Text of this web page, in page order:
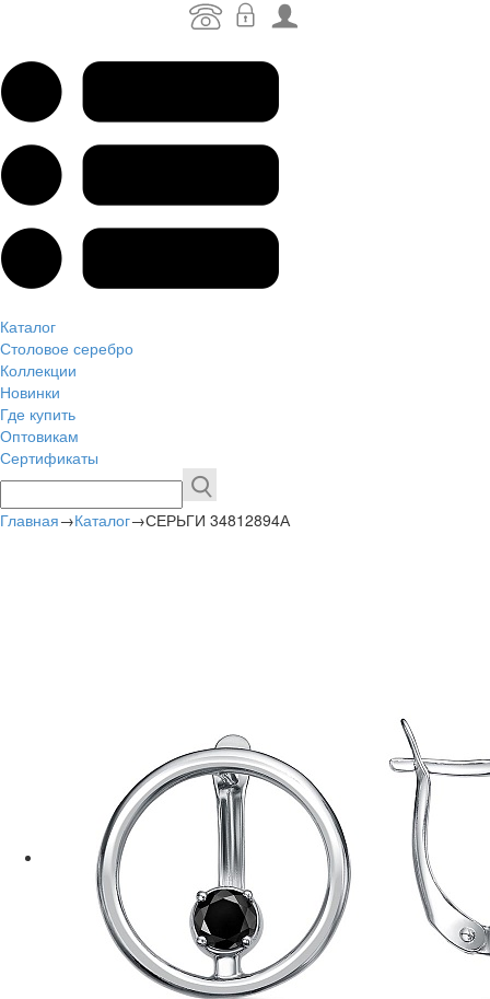
Каталог
Столовое серебро
Коллекции
Новинки
Где купить
Оптовикам
Сертификаты
Главная→Каталог→СЕРЬГИ 34812894А